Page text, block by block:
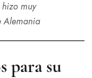
muy
Alemania
para su